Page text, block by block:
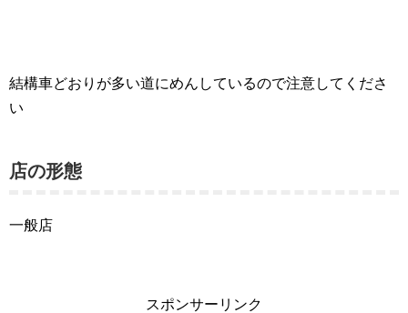
結構車どおりが多い道にめんしているので注意してくださ
い
店の形態
一般店
スポンサーリンク